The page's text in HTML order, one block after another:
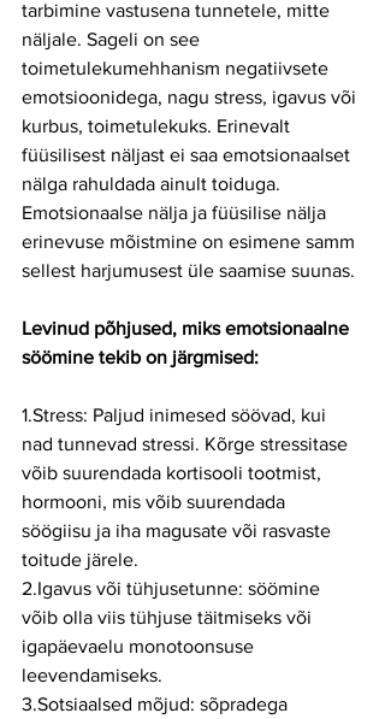
tarbimine vastusena tunnetele, mitte
näljale. Sageli on see
toimetulekumehhanism negatiivsete
emotsioonidega, nagu stress, igavus või
kurbus, toimetulekuks. Erinevalt
füüsilisest näljast ei saa emotsionaalset
nälga rahuldada ainult toiduga.
Emotsionaalse nälja ja füüsilise nälja
erinevuse mõistmine on esimene samm
sellest harjumusest üle saamise suunas.
Levinud põhjused, miks emotsionaalne
söömine tekib on järgmised:
1.Stress: Paljud inimesed söövad, kui
nad tunnevad stressi. Kõrge stressitase
võib suurendada kortisooli tootmist,
hormooni, mis võib suurendada
söögiisu ja iha magusate või rasvaste
toitude järele.
2.Igavus või tühjusetunne: söömine
võib olla viis tühjuse täitmiseks või
igapäevaelu monotoonsuse
leevendamiseks.
3.Sotsiaalsed mõjud: sõpradega